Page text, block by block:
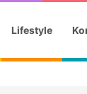
Lifestyle